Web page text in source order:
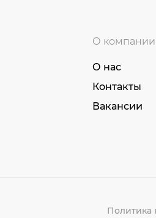
О компании
О нас
Контакты
Вакансии
Политика